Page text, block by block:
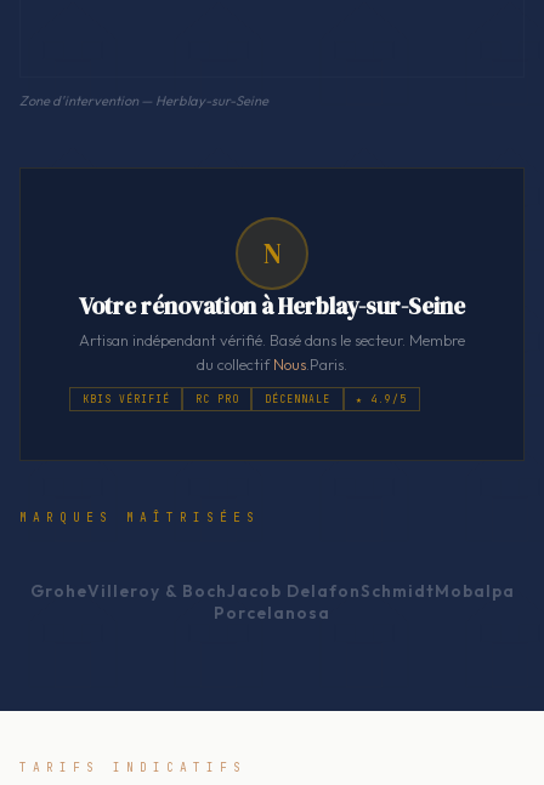
Zone d'intervention — Herblay-sur-Seine
N
Votre rénovation à Herblay-sur-Seine
Artisan indépendant vérifié. Basé dans le secteur. Membre
du collectifNous .Paris.
KBIS VÉRIFIÉ RC PRO DÉCENNALE ★ 4.9/5
MARQUES MAÎTRISÉES
GroheVilleroy & BochJacob DelafonSchmidtMobalpa
Porcelanosa
TARIFS INDICATIFS